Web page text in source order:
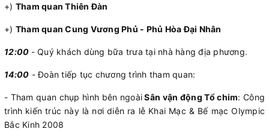
+) Tham quan Thiên Đàn
+) Tham quan Cung Vương Phủ - Phủ Hòa Đại Nhân
12:00 - Quý khách dùng bữa trưa tại nhà hàng địa phương.
14:00 - Đoàn tiếp tục chương trình tham quan:
- Tham quan chụp hình bên ngoàiSân vận động Tổ chim: Công
trình kiến trúc này là nơi diễn ra lễ Khai Mạc & Bế mạc Olympic
Bắc Kinh 2008